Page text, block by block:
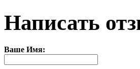
Написать
Ваше Имя: